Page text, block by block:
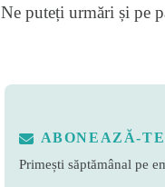
Ne puteți urmări și pe
ABONEAZĂ-
Primești săptămânal pe